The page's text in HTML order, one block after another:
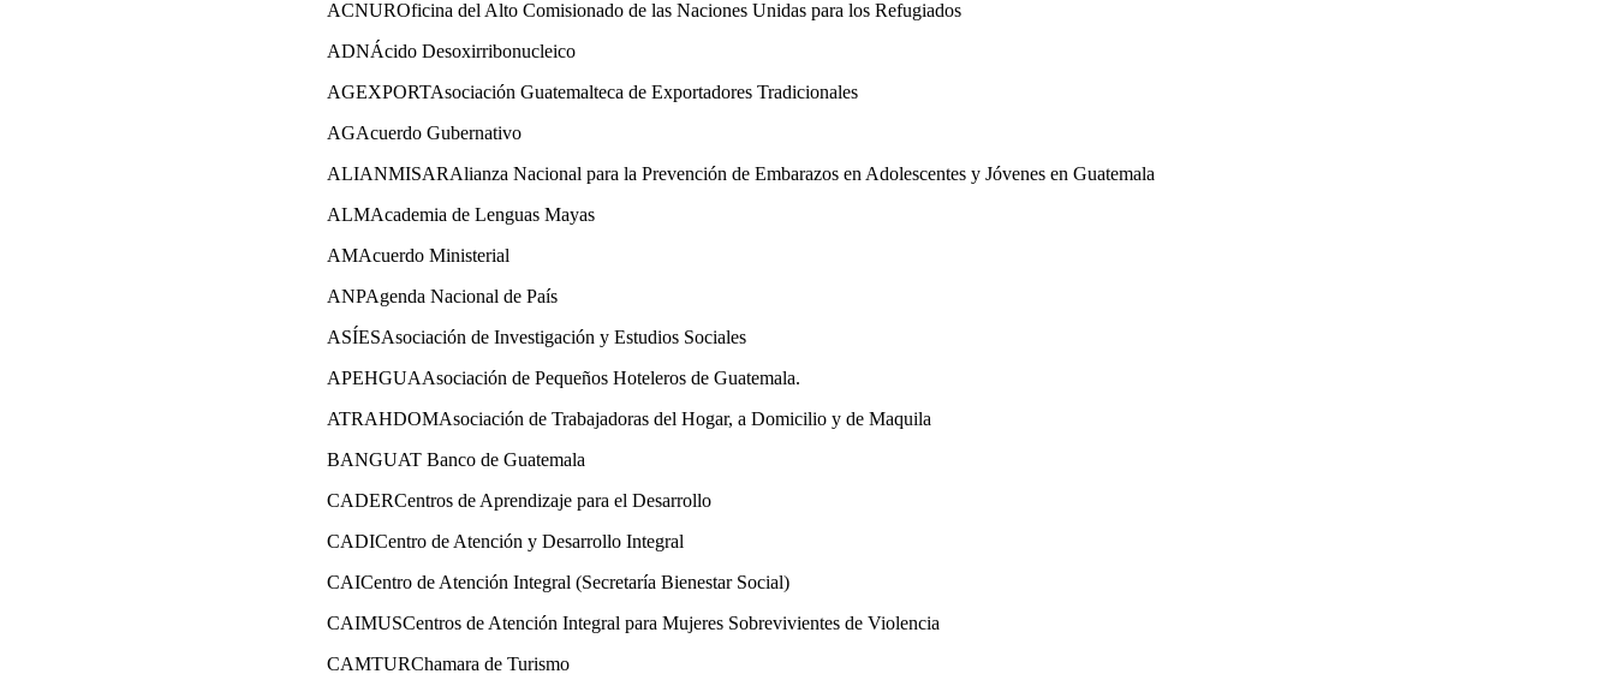
ACNUROficina del Alto Comisionado de las Naciones Unidas para los Refugiados
ADNÁcido Desoxirribonucleico
AGEXPORTAsociación Guatemalteca de Exportadores Tradicionales
AGAcuerdo Gubernativo
ALIANMISARAlianza Nacional para la Prevención de Embarazos en Adolescentes y Jóvenes en Guatemala
ALMAcademia de Lenguas Mayas
AMAcuerdo Ministerial
ANPAgenda Nacional de País
ASÍESAsociación de Investigación y Estudios Sociales
APEHGUAAsociación de Pequeños Hoteleros de Guatemala.
ATRAHDOMAsociación de Trabajadoras del Hogar, a Domicilio y de Maquila
BANGUAT Banco de Guatemala
CADERCentros de Aprendizaje para el Desarrollo
CADICentro de Atención y Desarrollo Integral
CAICentro de Atención Integral (Secretaría Bienestar Social)
CAIMUSCentros de Atención Integral para Mujeres Sobrevivientes de Violencia
CAMTURChamara de Turismo